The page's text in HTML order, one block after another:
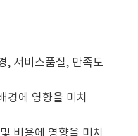
서비스품질, 만족도
에 영향을 미치
비용에 영향을 미치